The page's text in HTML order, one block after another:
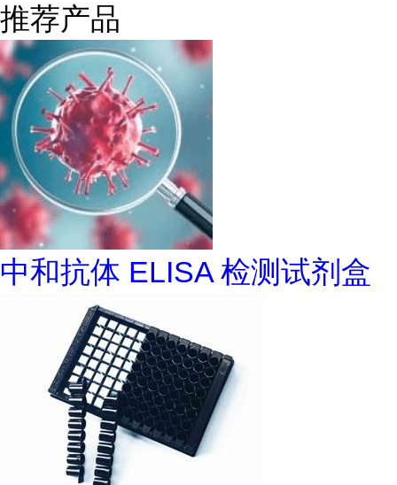
推荐产品
中和抗体 ELISA 检测试剂盒